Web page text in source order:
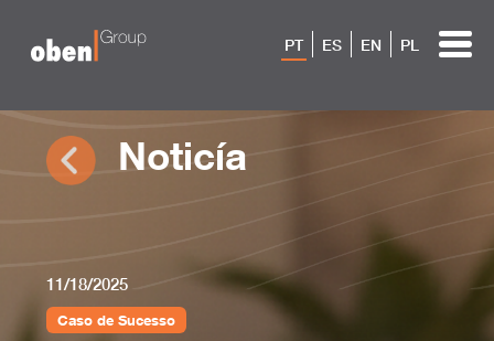
PT ES EN PL
Noticía
11/18/2025
Caso de Sucesso